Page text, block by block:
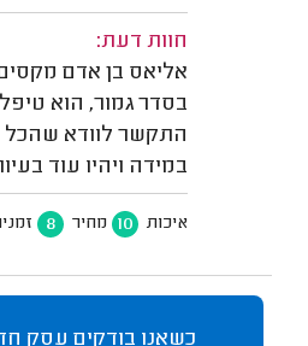
חוות דעת:
אליאס בן אדם
בסדר גמור, הוא
התקשר לוודא שהכל
במידה ויהיו עוד
איכות 10 מחיר 8
כשאנו בודקים עסק